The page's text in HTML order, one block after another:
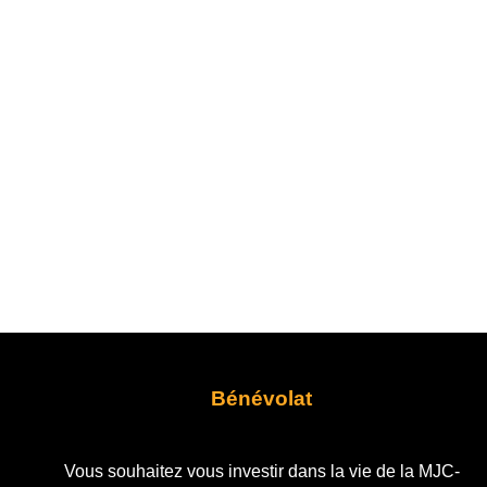
Bénévolat
Vous souhaitez vous investir dans la vie de la MJC-